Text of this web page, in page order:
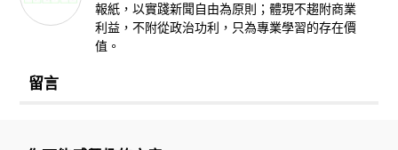
報紙，以實踐新聞自由為原則；體現不趨附商業
利益，不附從政治功利，只為專業學習的存在價
值。
留言